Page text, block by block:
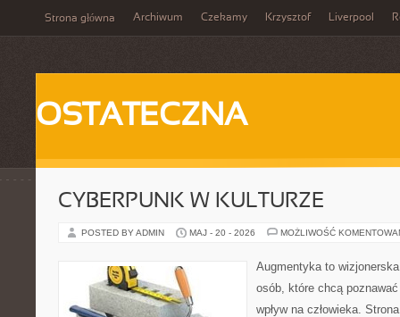
Strona główna Archiwum Czekamy Krzysztof Liverpool
OSTATECZNA
CYBERPUNK W KULTURZE
POSTED BY ADMIN MAJ - 20 - 2026 MOŻLIWOŚĆ
Augmentyka to
osób, które chcą
wpływ na człowieka.